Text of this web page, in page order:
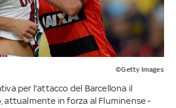
©Getty Images
per l'attacco del Barcellona il
attualmente in forza al Fluminense -